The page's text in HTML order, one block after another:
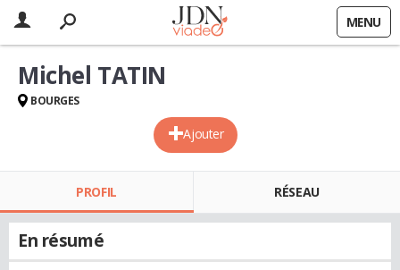
MENU
Ajouter
Michel TATIN
BOURGES
PROFIL RÉSEAU
En résumé